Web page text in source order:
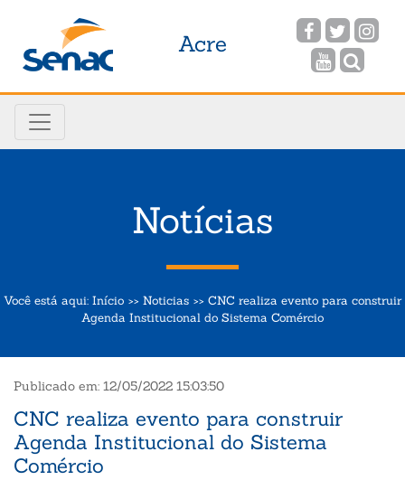
Acre
Notícias
Você está aqui: Início Noticias
CNC realiza evento para construir
Agenda Institucional do Sistema Comércio
Publicado em: 12/05/2022 15:03:50
CNC realiza evento para construir
Agenda Institucional do Sistema
Comércio